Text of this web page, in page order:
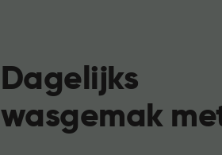
Dagelijks
wasgemak